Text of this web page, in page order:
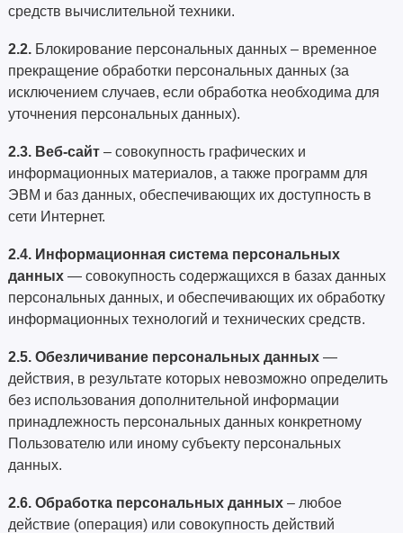
средств вычислительной техники.
2.2. Блокирование персональных данных – временное
прекращение обработки персональных данных (за
исключением случаев, если обработка необходима для
уточнения персональных данных).
2.3. Веб-сайт – совокупность графических и
информационных материалов, а также программ для
ЭВМ и баз данных, обеспечивающих их доступность в
сети Интернет.
2.4. Информационная система персональных
данных — совокупность содержащихся в базах данных
персональных данных, и обеспечивающих их обработку
информационных технологий и технических средств.
2.5. Обезличивание персональных данных —
действия, в результате которых невозможно определить
без использования дополнительной информации
принадлежность персональных данных конкретному
Пользователю или иному субъекту персональных
данных.
2.6. Обработка персональных данных – любое
действие (операция) или совокупность действий